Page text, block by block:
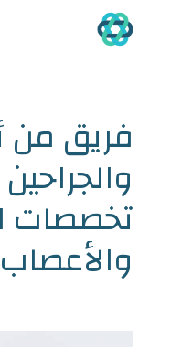
فريق من
والجراحين
تخصصات
والأعصاب